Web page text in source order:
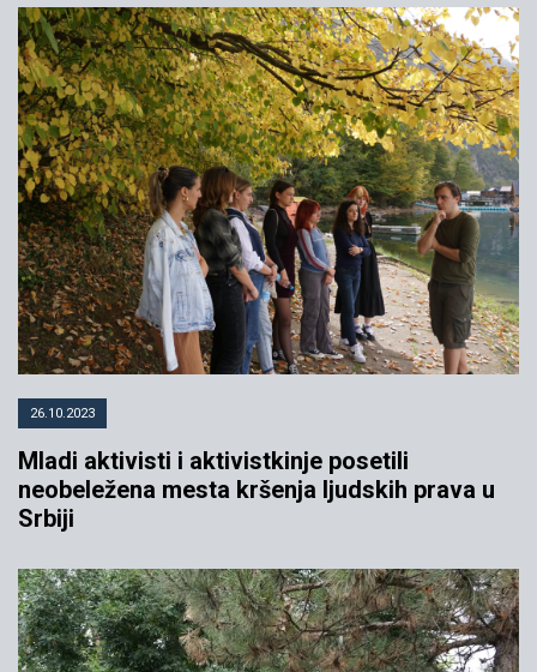
26.10.2023
Mladi aktivisti i aktivistkinje posetili
neobeležena mesta kršenja ljudskih prava u
Srbiji